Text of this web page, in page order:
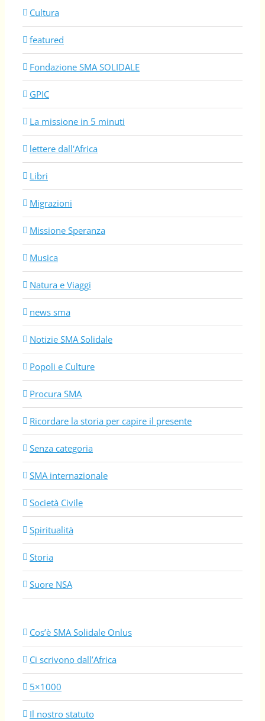
Cultura
featured
Fondazione SMA SOLIDALE
GPIC
La missione in 5 minuti
lettere dall'Africa
Libri
Migrazioni
Missione Speranza
Musica
Natura e Viaggi
news sma
Notizie SMA Solidale
Popoli e Culture
Procura SMA
Ricordare la storia per capire il presente
Senza categoria
SMA internazionale
Società Civile
Spiritualità
Storia
Suore NSA
Cos’è SMA Solidale Onlus
Ci scrivono dall’Africa
5×1000
Il nostro statuto